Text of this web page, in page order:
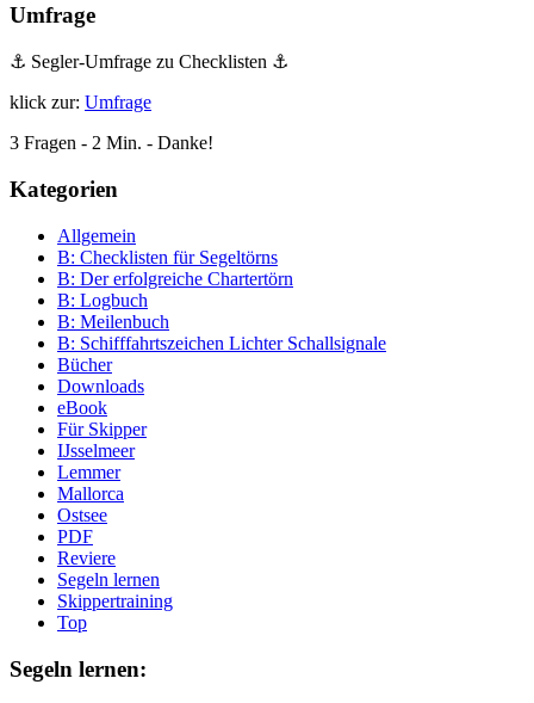
Umfrage
⚓ Segler-Umfrage zu Checklisten ⚓
klick zur: Umfrage
3 Fragen - 2 Min. - Danke!
Kategorien
Allgemein
B: Checklisten für Segeltörns
B: Der erfolgreiche Chartertörn
B: Logbuch
B: Meilenbuch
B: Schifffahrtszeichen Lichter Schallsignale
Bücher
Downloads
eBook
Für Skipper
IJsselmeer
Lemmer
Mallorca
Ostsee
PDF
Reviere
Segeln lernen
Skippertraining
Top
Segeln lernen: